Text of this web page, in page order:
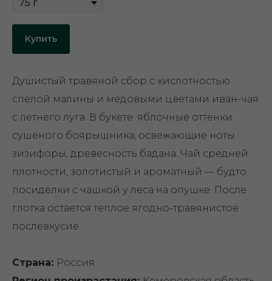
Купить
Душистый травяной сбор с кислотностью
спелой малины и медовыми цветами иван-чая
с летнего луга. В букете: яблочные оттенки
сушеного боярышника, освежающие ноты
зизифоры, древесность бадана. Чай средней
плотности, золотистый и ароматный — будто
посиделки с чашкой у леса на опушке. После
глотка остается теплое ягодно-травянистое
послевкусие.
Страна: Россия